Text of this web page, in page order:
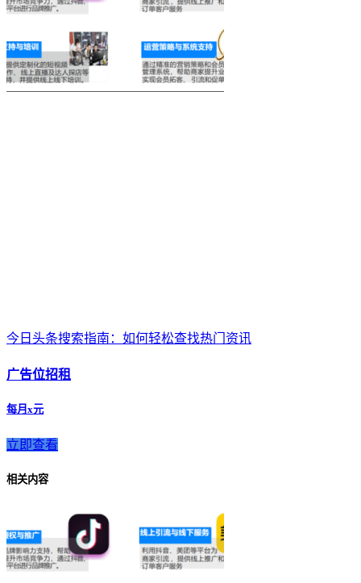
今日头条搜索指南：如何轻松查找热门资讯
广告位招租
每月x元
立即查看
相关内容